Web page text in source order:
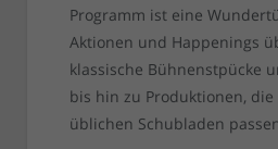
Programm ist eine
Aktionen und Happenings
klassische Bühnenstpücke
bis hin zu Produktionen,
üblichen Schubladen